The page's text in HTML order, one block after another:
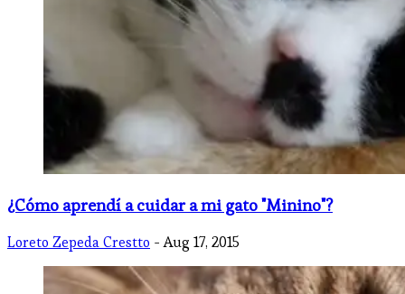
¿Cómo aprendí a cuidar a mi gato "Minino"?
Loreto Zepeda Crestto - Aug 17, 2015